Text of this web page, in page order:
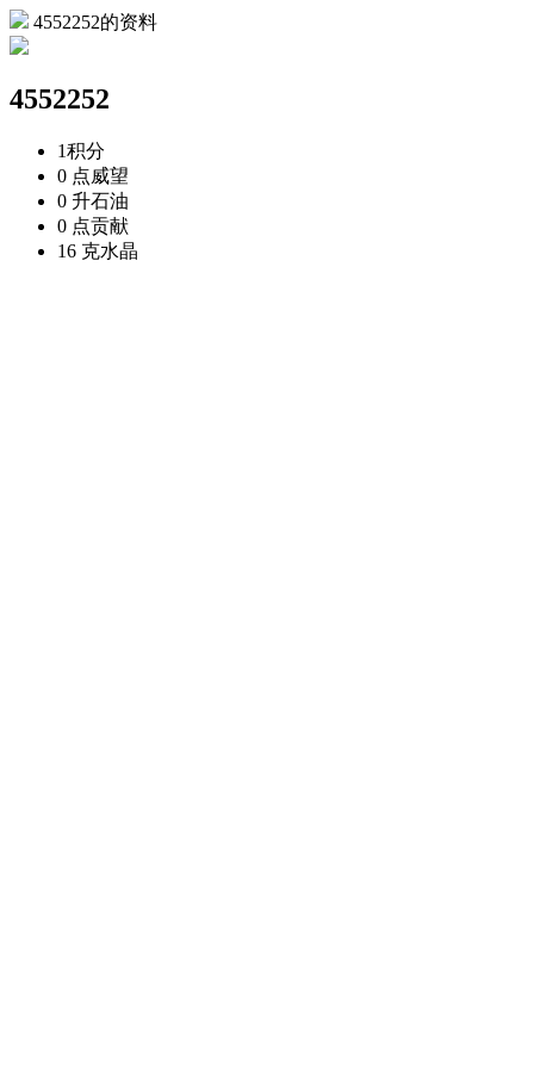
4552252的资料
4552252
1积分
0 点威望
0 升石油
0 点贡献
16 克水晶